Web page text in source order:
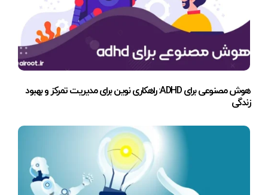
هوش مصنوعی برای ADHD: راهکاری نوین برای مدیریت تمرکز و بهبود
زندگی